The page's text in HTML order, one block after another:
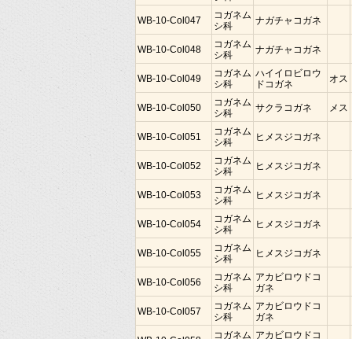
WB-10-Col047
コガネム
シ科
ナガチャコガネ
WB-10-Col048
コガネム
シ科
ナガチャコガネ
WB-10-Col049
コガネム
シ科
ハイイロビロウ
ドコガネ
オス
WB-10-Col050
コガネム
シ科
サクラコガネ メス
WB-10-Col051
コガネム
シ科
ヒメスジコガネ
WB-10-Col052
コガネム
シ科
ヒメスジコガネ
WB-10-Col053
コガネム
シ科
ヒメスジコガネ
WB-10-Col054
コガネム
シ科
ヒメスジコガネ
WB-10-Col055
コガネム
シ科
ヒメスジコガネ
WB-10-Col056
コガネム
シ科
アカビロウドコ
ガネ
WB-10-Col057
コガネム
シ科
アカビロウドコ
ガネ
コガネム アカビロウドコ